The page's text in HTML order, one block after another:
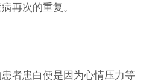
再次的重复。
患白便是因为心情压力等